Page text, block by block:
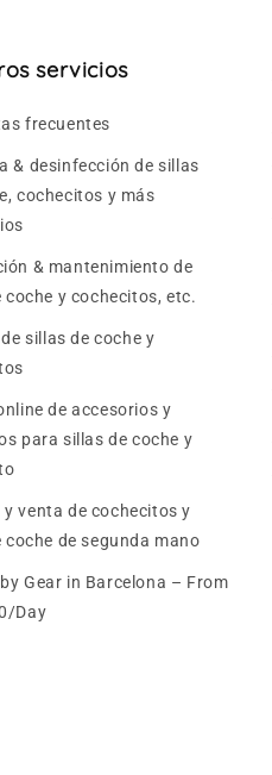
servicios
frecuentes
& desinfección de sillas
cochecitos y más
& mantenimiento de
coche y cochecitos, etc.
sillas de coche y
de accesorios y
para sillas de coche y
y venta de cochecitos y
coche de segunda mano
Gear in Barcelona – From
Day